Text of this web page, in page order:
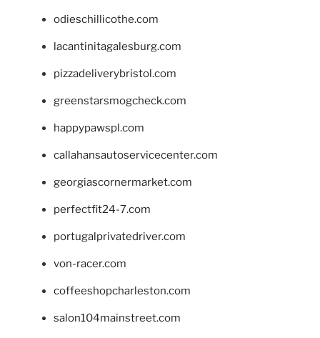
odieschillicothe.com
lacantinitagalesburg.com
pizzadeliverybristol.com
greenstarsmogcheck.com
happypawspl.com
callahansautoservicecenter.com
georgiascornermarket.com
perfectfit24-7.com
portugalprivatedriver.com
von-racer.com
coffeeshopcharleston.com
salon104mainstreet.com